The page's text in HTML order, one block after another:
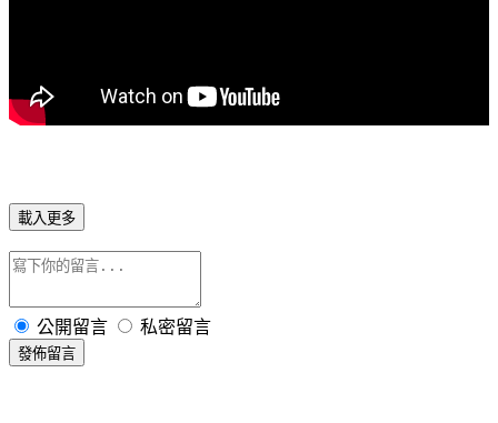
載入更多
公開留言 私密留言
發佈留言